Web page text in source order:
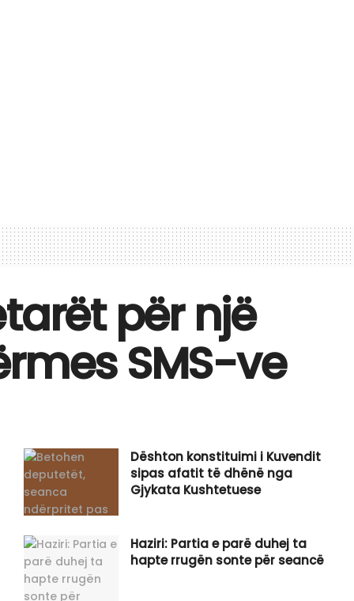
për një
SMS-ve
Dështon konstituimi i Kuvendit
sipas afatit të dhënë nga
Gjykata Kushtetuese
Haziri: Partia e parë duhej ta
hapte rrugën sonte për seancë